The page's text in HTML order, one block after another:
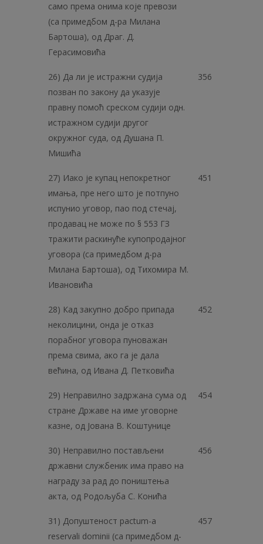
само према онима које превози
(са примедбом д-ра Милана
Бартоша), од Драг. Д.
Герасимовића
26) Да ли је истражни судија
позван по закону да указује
правну помоћ среском судији одн.
истражном судији другог
окружног суда, од Душана П.
Мишића
356
27) Иако је купац непокретног
имања, пре него што је потпуно
испунио уговор, пао под стечај,
продавац не може по § 553 ГЗ
тражити раскинуће купопродајног
уговора (са примедбом д-ра
Милана Бартоша), од Тихомира М.
Ивановића
451
28) Кад закупно добро припада
неколицини, онда је отказ
порабног уговора пуноважан
према свима, ако га је дала
већина, од Ивана Д. Петковића
452
29) Неправилно задржана сума од
стране Државе на име уговорне
казне, од Јована В. Коштунице
454
30) Неправилно постављени
државни службеник има право на
награду за рад до поништења
акта, од Родољуба С. Конића
456
31) Допуштеност pactum-a
reservali dominii (са примедбом д-
457